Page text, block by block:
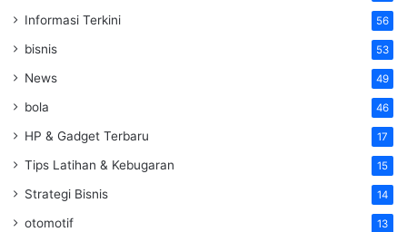
Informasi Terkini 56
bisnis 53
News 49
bola 46
HP & Gadget Terbaru 17
Tips Latihan & Kebugaran 15
Strategi Bisnis 14
otomotif 13